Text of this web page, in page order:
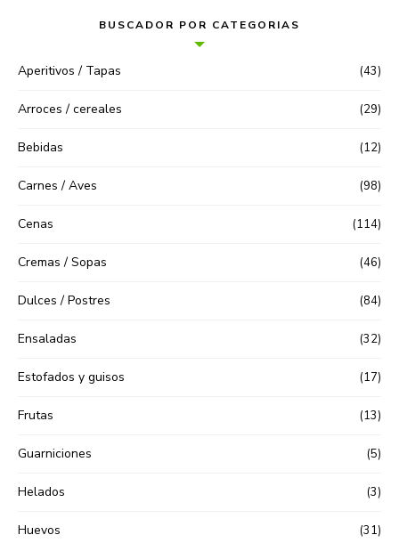
BUSCADOR POR CATEGORIAS
Aperitivos / Tapas (43)
Arroces / cereales (29)
Bebidas (12)
Carnes / Aves (98)
Cenas (114)
Cremas / Sopas (46)
Dulces / Postres (84)
Ensaladas (32)
Estofados y guisos (17)
Frutas (13)
Guarniciones (5)
Helados (3)
Huevos (31)